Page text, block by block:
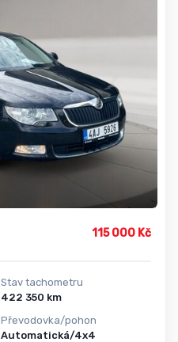
115 000 Kč
Stav tachometru
422 350 km
Převodovka/pohon
Automatická/4x4